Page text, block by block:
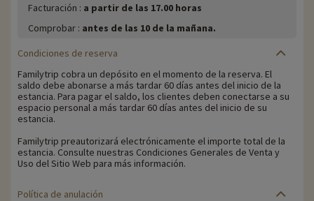
Facturación : a partir de las 17.00 horas
Comprobar : antes de las 10 de la mañana.
Condiciones de reserva
Familytrip cobra un depósito en el momento de la reserva. El
saldo debe abonarse a más tardar 60 días antes del inicio de la
estancia. Para pagar el saldo, los clientes deben conectarse a su
espacio personal a más tardar 60 días antes del inicio de su
estancia.
Familytrip preautorizará electrónicamente el importe total de la
estancia. Consulte nuestras Condiciones Generales de Venta y
Uso del Sitio Web para más información.
Política de anulación